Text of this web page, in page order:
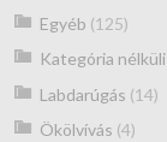
Egyéb (125)
Kategória nélküli
Labdarúgás (14)
Ökölvívás (4)